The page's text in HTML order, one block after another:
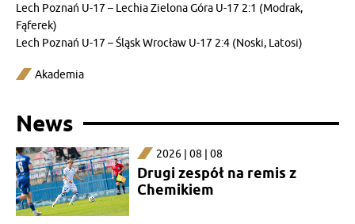
Lech Poznań U-17 – Lechia Zielona Góra U-17 2:1 (Modrak,
Fąferek)
Lech Poznań U-17 – Śląsk Wrocław U-17 2:4 (Noski, Latosi)
Akademia
News
2026 | 08 | 08
Drugi zespół na remis z
Chemikiem